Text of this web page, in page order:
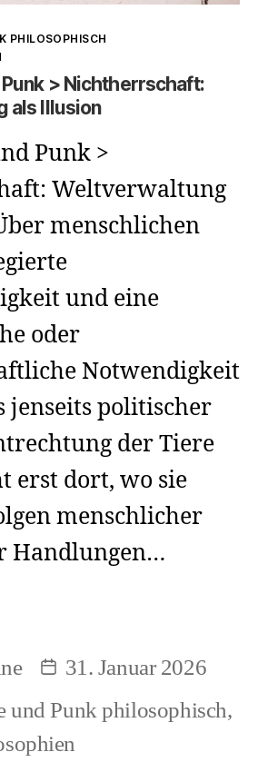
PHILOSOPHISCH
> Nichtherrschaft:
als Illusion
Punk >
Weltverwaltung
menschlichen
und eine
oder
Notwendigkeit
jenseits politischer
der Tiere
erst dort, wo sie
menschlicher
Handlungen…
Beitragsdatum
31. Januar 2026
und Punk philosophisch,